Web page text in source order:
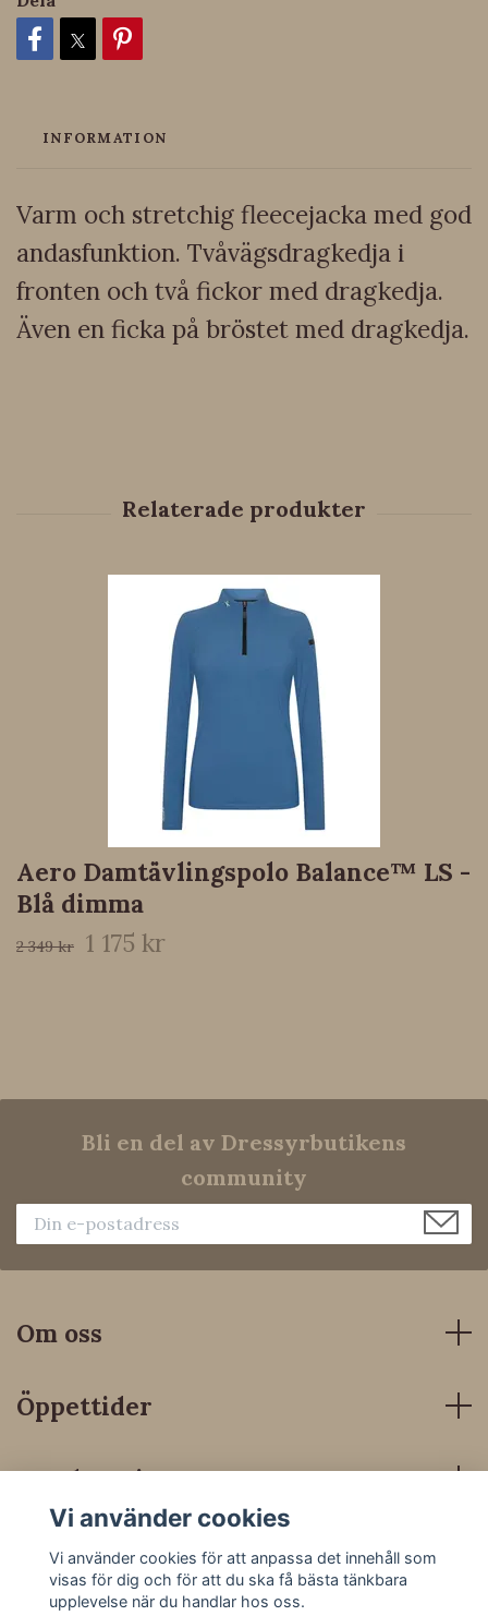
INFORMATION
Varm och stretchig fleecejacka med god
andasfunktion. Tvåvägsdragkedja i
fronten och två fickor med dragkedja.
Även en ficka på bröstet med dragkedja.
Aero Damtävlingspolo Balance™ LS -
Blå dimma
2 349 kr 1 175 kr
Bli en del av Dressyrbutikens
community
Om oss
Öppettider
Kundservice
Sociala medier
Vi använder cookies
Vi använder cookies för att anpassa det innehåll som
visas för dig och för att du ska få bästa tänkbara
upplevelse när du handlar hos oss.